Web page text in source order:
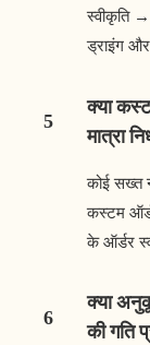
स्वीकृति
ड्राइंग
5
क्या
मात्रा
कोई सख्त
कस्टम
के ऑर्डर
6
क्या
की गति